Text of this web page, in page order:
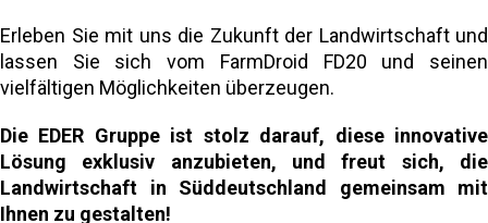
Erleben Sie mit uns die Zukunft der Landwirtschaft und
lassen Sie sich vom FarmDroid FD20 und seinen
vielfältigen Möglichkeiten überzeugen.
Die EDER Gruppe ist stolz darauf, diese innovative
Lösung exklusiv anzubieten, und freut sich, die
Landwirtschaft in Süddeutschland gemeinsam mit
Ihnen zu gestalten!